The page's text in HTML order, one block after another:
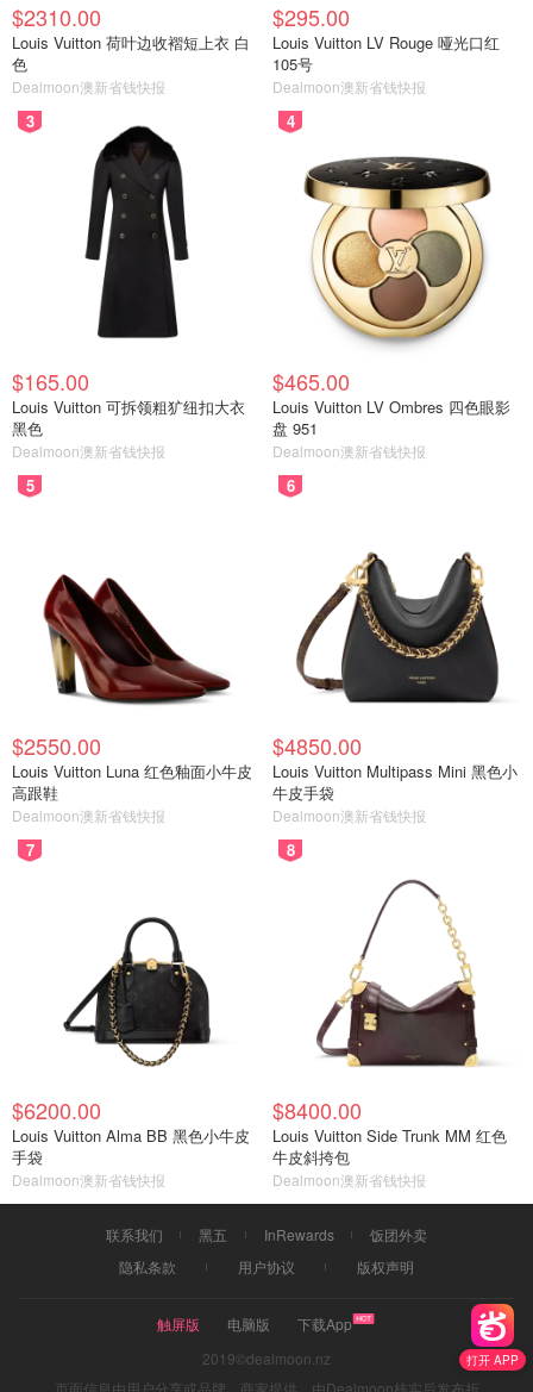
打开 APP
$2310.00
Louis Vuitton 荷叶边收褶短上衣 白
色
Dealmoon澳新省钱快报
$295.00
Louis Vuitton LV Rouge 哑光口红
105号
Dealmoon澳新省钱快报
3
$165.00
Louis Vuitton 可拆领粗犷纽扣大衣
黑色
Dealmoon澳新省钱快报
4
$465.00
Louis Vuitton LV Ombres 四色眼影
盘 951
Dealmoon澳新省钱快报
5
$2550.00
Louis Vuitton Luna 红色釉面小牛皮
高跟鞋
Dealmoon澳新省钱快报
6
$4850.00
Louis Vuitton Multipass Mini 黑色小
牛皮手袋
Dealmoon澳新省钱快报
7
$6200.00
Louis Vuitton Alma BB 黑色小牛皮
手袋
Dealmoon澳新省钱快报
8
$8400.00
Louis Vuitton Side Trunk MM 红色
牛皮斜挎包
Dealmoon澳新省钱快报
联系我们 黑五 InRewards
饭团外卖
隐私条款
用户协议 版权声明
触屏版 电脑版
下载App
2019©dealmoon.nz
页面信息由用户分享或品牌、商家提供，由Dealmoon核实后发布折